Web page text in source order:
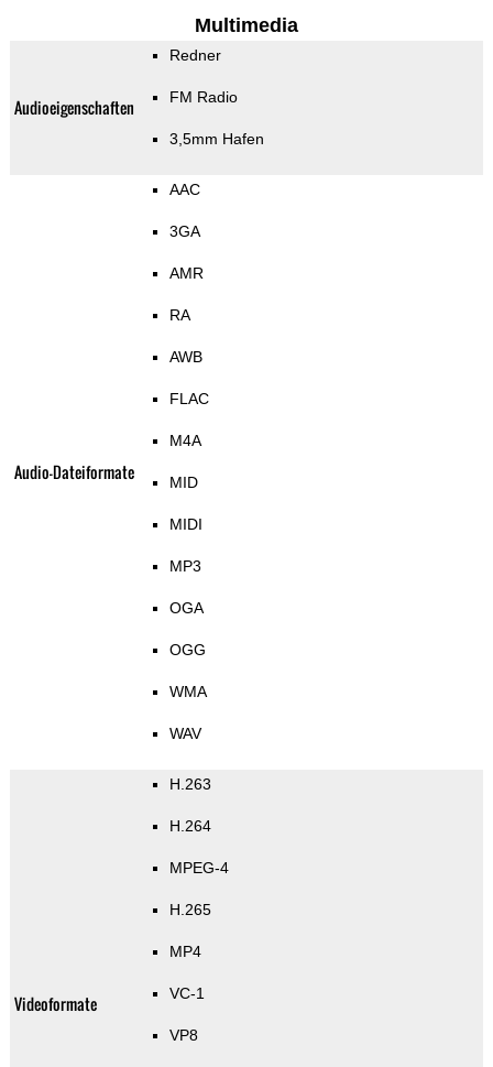
Multimedia
Audioeigenschaften
Redner
FM Radio
3,5mm Hafen
Audio-Dateiformate
AAC
3GA
AMR
RA
AWB
FLAC
M4A
MID
MIDI
MP3
OGA
OGG
WMA
WAV
Videoformate
H.263
H.264
MPEG-4
H.265
MP4
VC-1
VP8